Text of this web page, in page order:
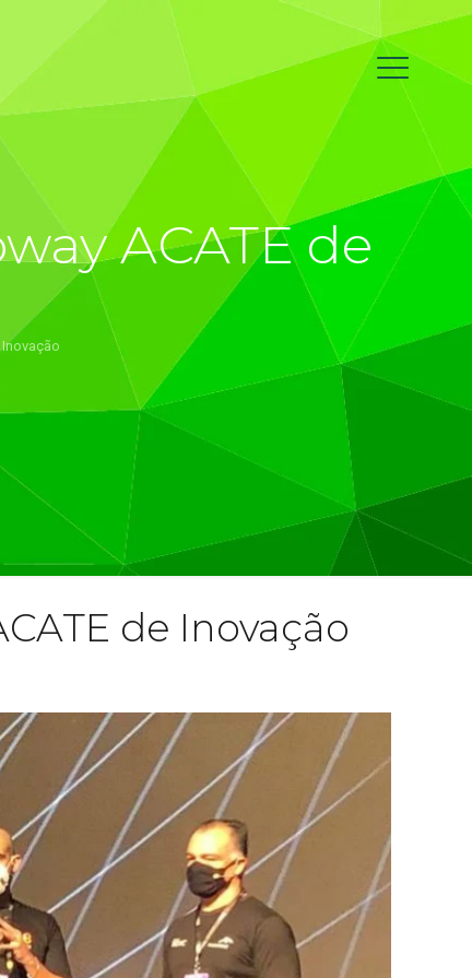
ACATE de
de Inovação